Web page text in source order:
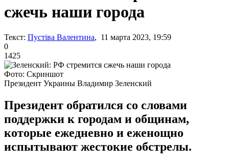
сжечь наши города
Текст: Пустіва Валентина, 11 марта 2023, 19:59
0
1425
Фото: Скриншот
Президент Украины Владимир Зеленский
Президент обратился со словами
поддержки к городам и общинам,
которые ежедневно и еженощно
испытывают жестокие обстрелы.